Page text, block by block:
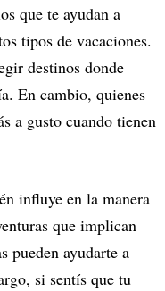
que te ayudan a
tipos de vacaciones.
destinos donde
En cambio, quienes
a gusto cuando tienen
influye en la manera
que implican
pueden ayudarte a
si sentís que tu